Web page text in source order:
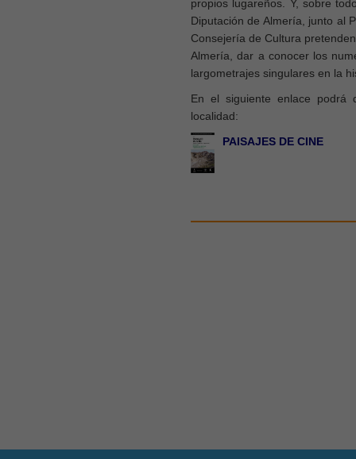
propios lugareños. Y, sobre
Diputación de Almería, junto al
Consejería de Cultura
Almería, dar a conocer los
largometrajes singulares en la
En el siguiente enlace podrá
localidad:
PAISAJES DE CINE